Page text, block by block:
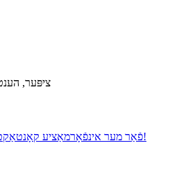
ציפּער,
פֿאַר מער אינפֿאָרמאַציעאויספאָרשן איצט!